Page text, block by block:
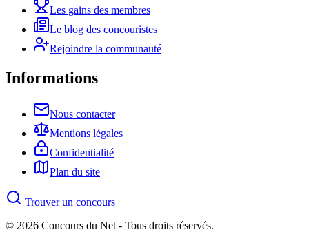
Les gains des membres
Le blog des concouristes
Rejoindre la communauté
Informations
Nous contacter
Mentions légales
Confidentialité
Plan du site
Trouver un concours
© 2026 Concours du Net - Tous droits réservés.